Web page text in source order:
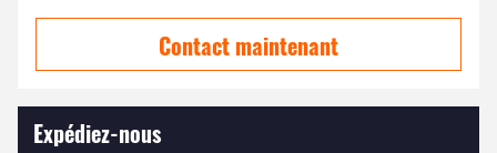
Contact maintenant
Expédiez-nous